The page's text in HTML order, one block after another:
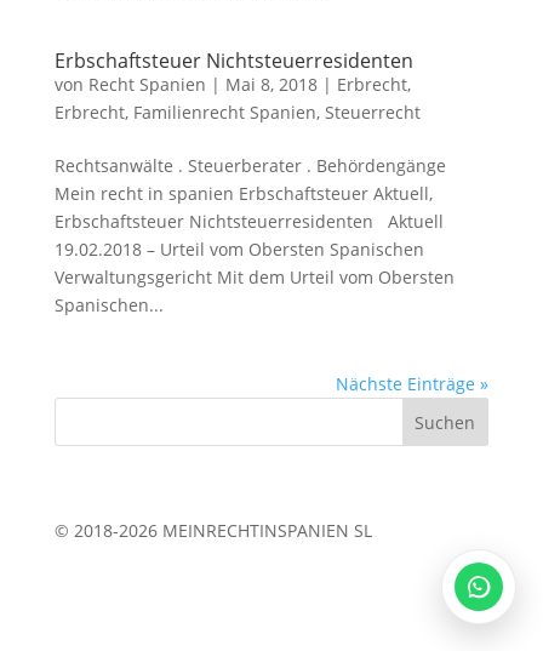
Erbschaftsteuer Nichtsteuerresidenten
von Recht Spanien | Mai 8, 2018| Erbrecht,
Erbrecht, Familienrecht Spanien, Steuerrecht
Rechtsanwälte . Steuerberater . Behördengänge
Mein recht in spanien Erbschaftsteuer Aktuell,
Erbschaftsteuer Nichtsteuerresidenten Aktuell
19.02.2018 – Urteil vom Obersten Spanischen
Verwaltungsgericht Mit dem Urteil vom Obersten
Spanischen...
Nächste Einträge »
© 2018-2026 MEINRECHTINSPANIEN SL
Legalium | Recht und Steuern Spanien
Deutschsprachige Beratung in Spanien
Hola und herzlich willkommen!
Schreiben Sie uns kurz, worum es geht (z.B.
Immobilienkauf, Erbschaft, Firmengründung). Wir
melden uns schnellstmöglich bei Ihnen!